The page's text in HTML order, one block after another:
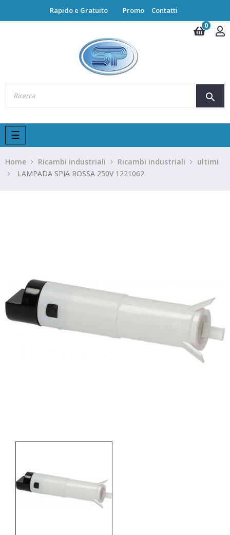
Rapido e Gratuito Promo Contatti
search
0
navigazione
Toggle
☰
Home Ricambi industriali Ricambi industriali
ultimi
LAMPADA SPIA ROSSA 250V 1221062